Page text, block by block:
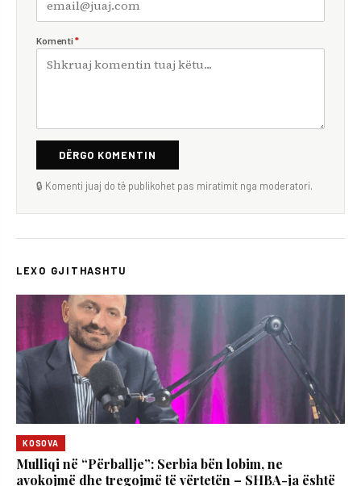
Komenti *
DËRGO KOMENTIN
🔒 Komenti juaj do të publikohet pas miratimit nga moderatori.
LEXO GJITHASHTU
KOSOVA
Mulliqi në “Përballje”: Serbia bën lobim, ne
avokojmë dhe tregojmë të vërtetën – SHBA-ja është